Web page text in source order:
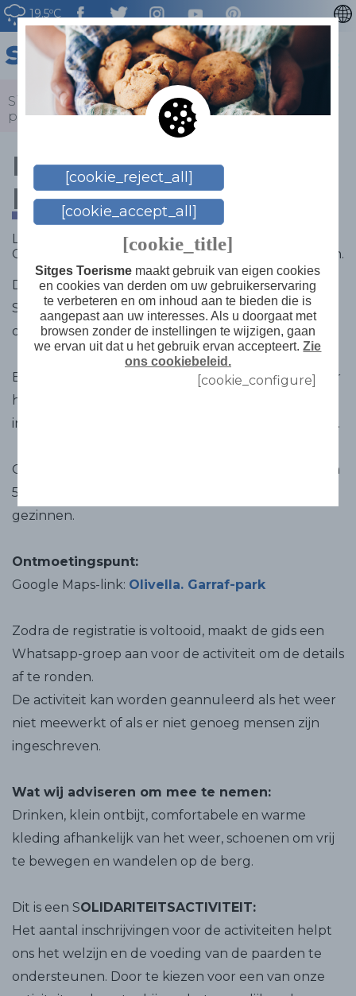
19.5ºC
CATALÀ
ENGLISH
ESPAÑOL
Sitges > Nieuws > Kalender > De paarden in het
park
De paarden in het
park
Leven is beweging. Het paard is beweging.
Grazen om te wandelen en wandelen om te grazen.
De activiteit bestaat uit een presentatie van
Stichting Miranda en een begeleide wandeling om
de vrije paarden in de bosweiden te vinden.
Een ochtend midden in de natuur om te leren over
het belang van de aanwezigheid van vrije paarden
in Garraf Park voor biodiversiteit en brandpreventie.
Over het algemeen is de wandeling niet langer dan
5 km en zijn de hellingen goed toegankelijk voor
gezinnen.
Ontmoetingspunt:
Google Maps-link: Olivella. Garraf-park
Zodra de registratie is voltooid, maakt de gids een
Whatsapp-groep aan voor de activiteit om de details
af te ronden.
De activiteit kan worden geannuleerd als het weer
niet meewerkt of als er niet genoeg mensen zijn
ingeschreven.
Wat wij adviseren om mee te nemen:
Drinken, klein ontbijt, comfortabele en warme
kleding afhankelijk van het weer, schoenen om vrij
te bewegen en wandelen op de berg.
Dit is een SOLIDARITEITSACTIVITEIT:
Het aantal inschrijvingen voor de activiteiten helpt
ons het welzijn en de voeding van de paarden te
ondersteunen. Door te kiezen voor een van onze
[cookie_reject_all]
[cookie_accept_all]
[cookie_title]
Sitges Toerisme maakt gebruik van eigen cookies
en cookies van derden om uw gebruikerservaring
te verbeteren en om inhoud aan te bieden die is
aangepast aan uw interesses. Als u doorgaat met
browsen zonder de instellingen te wijzigen, gaan
we ervan uit dat u het gebruik ervan accepteert.Zie
ons cookiebeleid.
[cookie_configure]